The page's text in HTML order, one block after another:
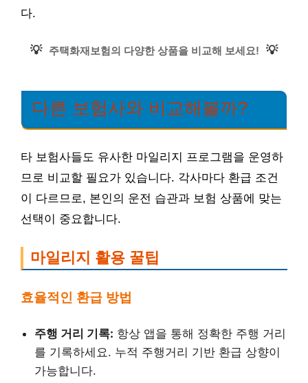
다.
💡 주택화재보험의 다양한 상품을 비교해 보세요! 💡
다른 보험사와 비교해볼까?
타 보험사들도 유사한 마일리지 프로그램을 운영하
므로 비교할 필요가 있습니다. 각사마다 환급 조건
이 다르므로, 본인의 운전 습관과 보험 상품에 맞는
선택이 중요합니다.
마일리지 활용 꿀팁
효율적인 환급 방법
주행 거리 기록: 항상 앱을 통해 정확한 주행 거리
를 기록하세요. 누적 주행거리 기반 환급 상향이
가능합니다.